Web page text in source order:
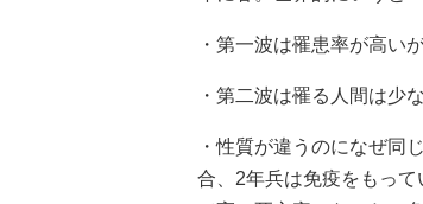
・第一波は罹患率が高い
・第二波は罹る人間は少
・性質が違うのになぜ同
合、2年兵は免疫をもっ